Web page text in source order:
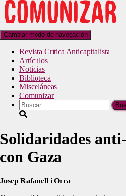
Cambiar modo de navegación
Revista Crítica Anticapitalista
Artículos
Noticias
Biblioteca
Misceláneas
Comunizar
Solidaridades
con Gaza
Josep Rafanell i Orra